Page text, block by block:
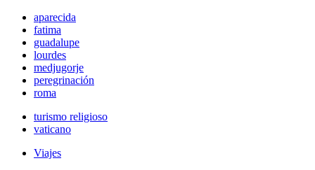
aparecida
fatima
guadalupe
lourdes
medjugorje
peregrinación
roma
turismo religioso
vaticano
Viajes